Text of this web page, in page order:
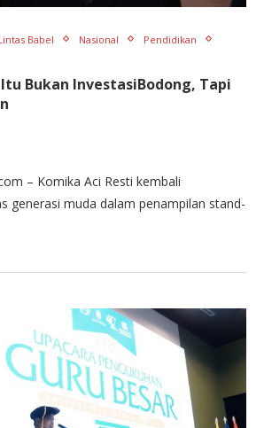
Babel Nasional
Pendidikan
Bukan InvestasiBodong, Tapi
– Komika Aci Resti kembali
generasi muda dalam penampilan stand-